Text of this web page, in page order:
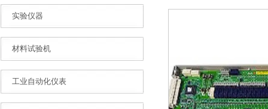
实验仪器
材料试验机
工业自动化仪表